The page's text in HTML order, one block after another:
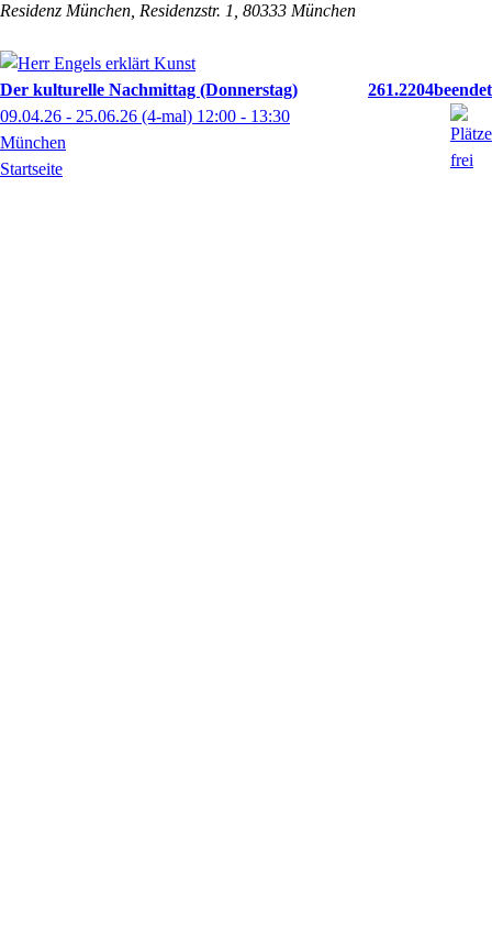
Residenz München, Residenzstr. 1, 80333 München
Der kulturelle Nachmittag (Donnerstag)
261.2204
09.04.26 - 25.06.26 (4-mal) 12:00 - 13:30
München
Startseite